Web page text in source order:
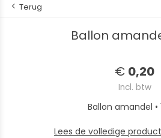
Terug
Ballon
€ 0,20
Incl. btw
Ballon amandel •
Lees de volledige